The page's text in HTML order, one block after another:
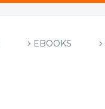
EBOOKS